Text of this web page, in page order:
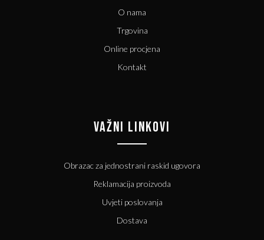
O nama
Trgovina
Online procjena
Kontakt
VAŽNI LINKOVI
Obrazac za jednostrani raskid ugovora
Reklamacija proizvoda
Uvjeti poslovanja
Dostava